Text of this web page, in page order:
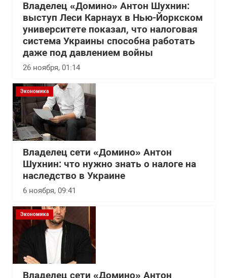
Владелец «Домино» Антон Шухнин:
выступ Леси Карнаух в Нью-Йоркском
университете показал, что налоговая
система Украины способна работать
даже под давлением войны
26 ноября, 01:14
Экономика
Владелец сети «Домино» Антон
Шухнин: что нужно знать о налоге на
наследство в Украине
6 ноября, 09:41
Экономика
Владелец сети «Домино» Антон